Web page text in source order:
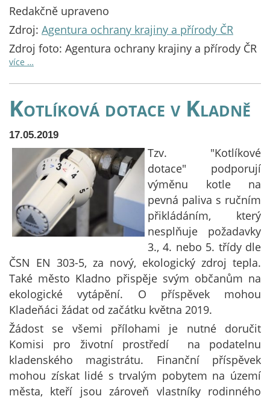
Redakčně upraveno
Zdroj: Agentura ochrany krajiny a přírody ČR
Zdroj foto: Agentura ochrany krajiny a přírody ČR
více …
Kotlíková dotace v Kladně
17.05.2019
Tzv. "Kotlíkové
dotace" podporují
výměnu kotle na
pevná paliva s ručním
přikládáním, který
nesplňuje požadavky
3., 4. nebo 5. třídy dle
ČSN EN 303-5, za nový, ekologický zdroj tepla.
Také město Kladno přispěje svým občanům na
ekologické vytápění. O příspěvek mohou
Kladeňáci žádat od začátku května 2019.
Žádost se všemi přílohami je nutné doručit
Komisi pro životní prostředí na podatelnu
kladenského magistrátu. Finanční příspěvek
mohou získat lidé s trvalým pobytem na území
města, kteří jsou zároveň vlastníky rodinného